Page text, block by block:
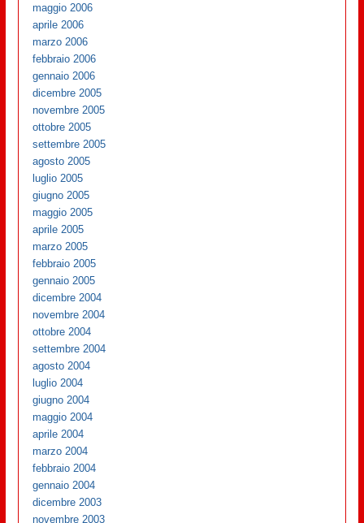
maggio 2006
aprile 2006
marzo 2006
febbraio 2006
gennaio 2006
dicembre 2005
novembre 2005
ottobre 2005
settembre 2005
agosto 2005
luglio 2005
giugno 2005
maggio 2005
aprile 2005
marzo 2005
febbraio 2005
gennaio 2005
dicembre 2004
novembre 2004
ottobre 2004
settembre 2004
agosto 2004
luglio 2004
giugno 2004
maggio 2004
aprile 2004
marzo 2004
febbraio 2004
gennaio 2004
dicembre 2003
novembre 2003